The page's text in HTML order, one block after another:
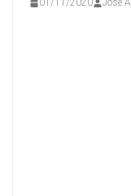
01/11/2020 José